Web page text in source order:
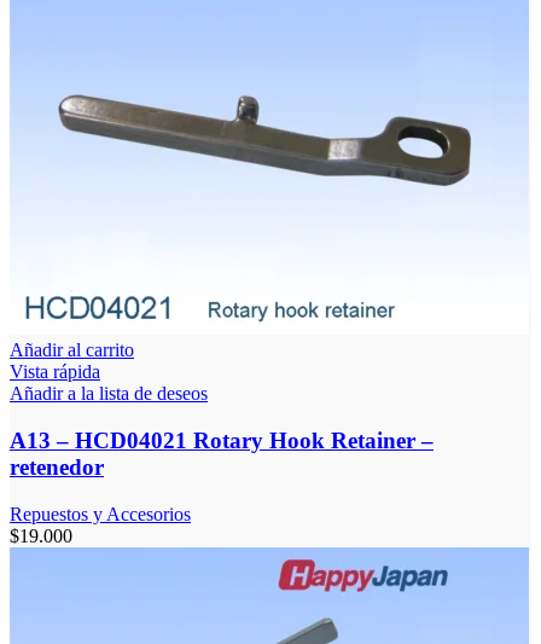
Añadir al carrito
Vista rápida
Añadir a la lista de deseos
A13 – HCD04021 Rotary Hook Retainer –
retenedor
Repuestos y Accesorios
$19.000